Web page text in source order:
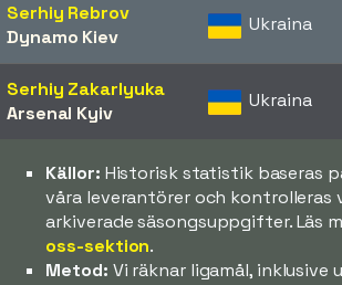
Serhiy Rebrov
Dynamo Kiev
Ukraina
Serhiy Zakarlyuka
Arsenal Kyiv
Ukraina
Källor: Historisk statistik baseras
våra leverantörer och kontrolleras
arkiverade säsongsuppgifter. Läs
oss-sektion.
Metod: Vi räknar ligamål, inklusive